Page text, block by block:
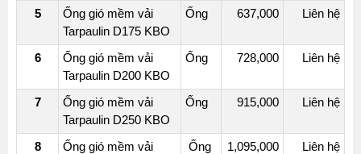
5
Ống gió mềm vải
Tarpaulin D175 KBO
Ống 637,000 Liên hệ
6
Ống gió mềm vải
Tarpaulin D200 KBO
Ống 728,000 Liên hệ
7
Ống gió mềm vải
Tarpaulin D250 KBO
Ống 915,000 Liên hệ
8
Ống gió mềm vải
Ống 1,095,000 Liên hệ